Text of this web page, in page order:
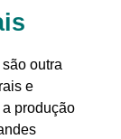
outra
e
produção